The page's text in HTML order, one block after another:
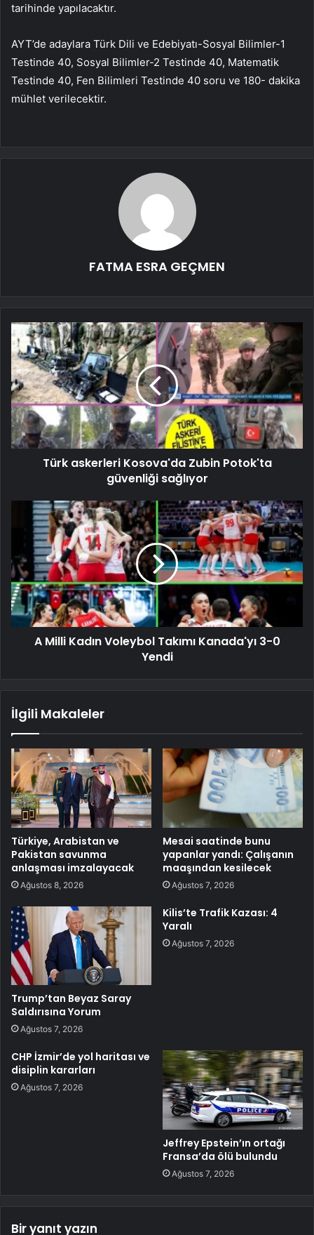
tarihinde yapılacaktır.
AYT’de adaylara Türk Dili ve Edebiyatı-Sosyal Bilimler-1
Testinde 40, Sosyal Bilimler-2 Testinde 40, Matematik
Testinde 40, Fen Bilimleri Testinde 40 soru ve 180- dakika
mühlet verilecektir.
FATMA ESRA GEÇMEN
Türk askerleri Kosova'da Zubin Potok'ta
güvenliği sağlıyor
A Milli Kadın Voleybol Takımı Kanada'yı 3-0
Yendi
İlgili Makaleler
Türkiye, Arabistan ve
Pakistan savunma
anlaşması imzalayacak
Ağustos 8, 2026
Mesai saatinde bunu
yapanlar yandı: Çalışanın
maaşından kesilecek
Ağustos 7, 2026
Trump’tan Beyaz Saray
Saldırısına Yorum
Ağustos 7, 2026
Kilis’te Trafik Kazası: 4
Yaralı
Ağustos 7, 2026
CHP İzmir’de yol haritası ve
disiplin kararları
Ağustos 7, 2026
Jeffrey Epstein’ın ortağı
Fransa’da ölü bulundu
Ağustos 7, 2026
Bir yanıt yazın